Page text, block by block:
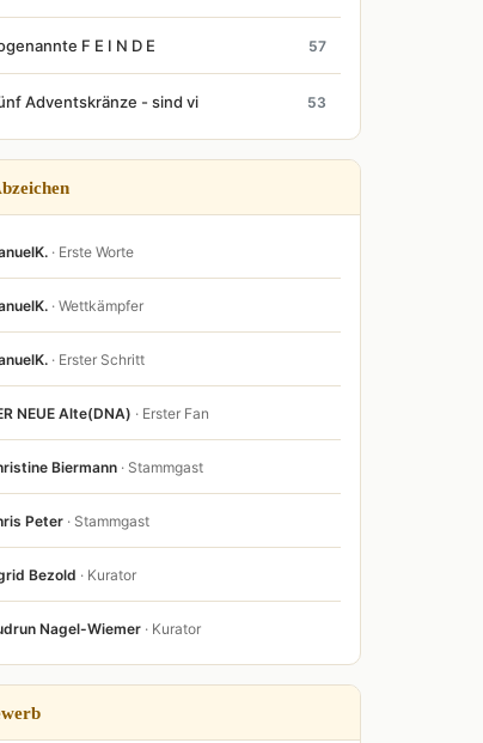
F E I N D E 57
Adventskränze - sind vi 53
· Erste Worte
· Wettkämpfer
· Erster Schritt
NEUE Alte(DNA) · Erster Fan
Biermann · Stammgast
Peter · Stammgast
Bezold · Kurator
Nagel-Wiemer · Kurator